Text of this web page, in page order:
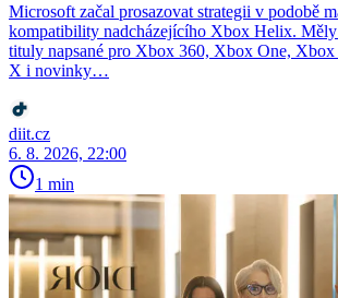
Microsoft začal prosazovat strategii v podobě
kompatibility nadcházejícího Xbox Helix.
tituly napsané pro Xbox 360, Xbox One,
X i novinky…
diit.cz
6. 8. 2026, 22:00
1 min